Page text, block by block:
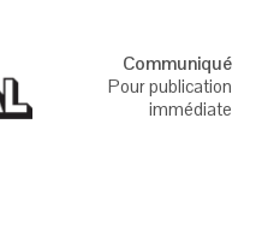
Communiqué
Pour publication
immédiate